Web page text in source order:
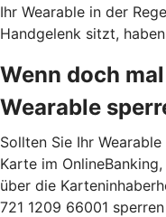
Ihr Wearable in der
Handgelenk sitzt,
Wenn doch
Wearable
Sollten Sie Ihr
Karte im
über die
721 1209 66001